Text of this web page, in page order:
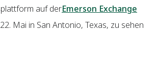
auf derEmerson Exchange
Mai in San Antonio, Texas, zu sehen